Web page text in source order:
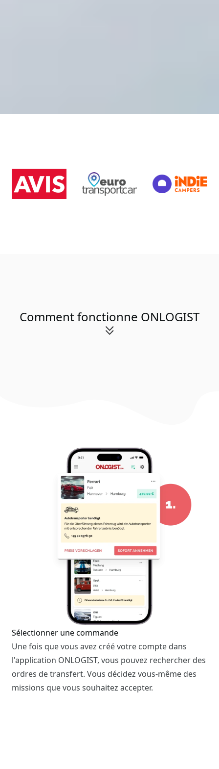
Comment fonctionne ONLOGIST
Sélectionner une commande
Une fois que vous avez créé votre compte dans
l'application ONLOGIST, vous pouvez rechercher des
ordres de transfert. Vous décidez vous-même des
missions que vous souhaitez accepter.